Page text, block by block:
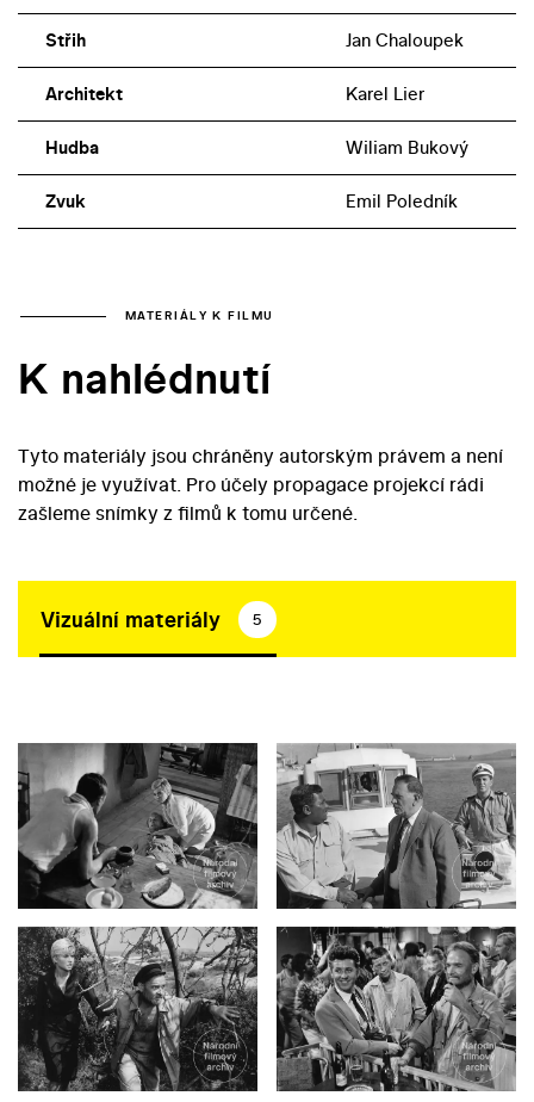
Střih Jan Chaloupek
Architekt Karel Lier
Hudba Wiliam Bukový
Zvuk Emil Poledník
MATERIÁLY K FILMU
K nahlédnutí
Tyto materiály jsou chráněny autorským právem a není
možné je využívat. Pro účely propagace projekcí rádi
zašleme snímky z filmů k tomu určené.
Vizuální materiály 5